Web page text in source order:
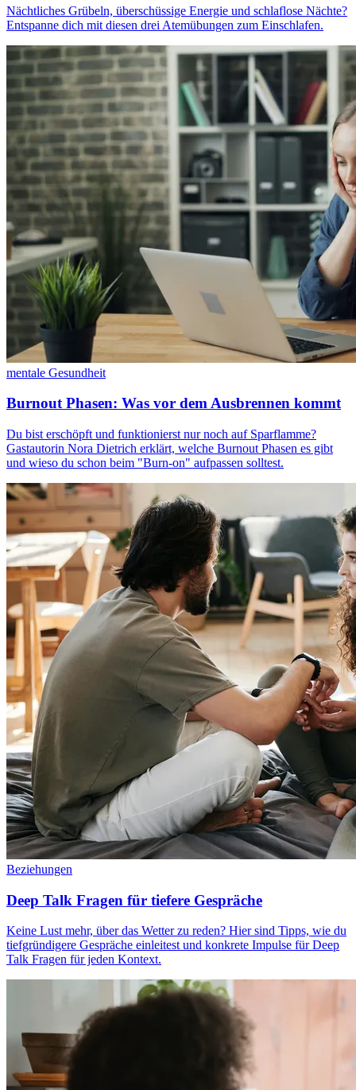
Nächtliches Grübeln, überschüssige Energie und schlaflose Nächte?
Entspanne dich mit diesen drei Atemübungen zum Einschlafen.
mentale Gesundheit
Burnout Phasen: Was vor dem Ausbrennen kommt
Du bist erschöpft und funktionierst nur noch auf Sparflamme?
Gastautorin Nora Dietrich erklärt, welche Burnout Phasen es gibt
und wieso du schon beim "Burn-on" aufpassen solltest.
Beziehungen
Deep Talk Fragen für tiefere Gespräche
Keine Lust mehr, über das Wetter zu reden? Hier sind Tipps, wie du
tiefgründigere Gespräche einleitest und konkrete Impulse für Deep
Talk Fragen für jeden Kontext.